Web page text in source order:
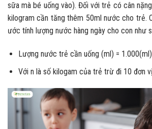
sữa mà bé uống vào). Đối với trẻ có cân
kilogram cần tăng thêm 50ml nước cho trẻ.
ước tính lượng nước hàng ngày cho con như
Lượng nước trẻ cần uống (ml) =
Với n là số kilogam của trẻ trừ đi 10 đơn